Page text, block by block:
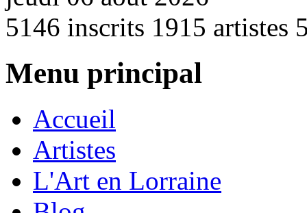
5146 inscrits 1915 artistes
Menu principal
Accueil
Artistes
L'Art en Lorraine